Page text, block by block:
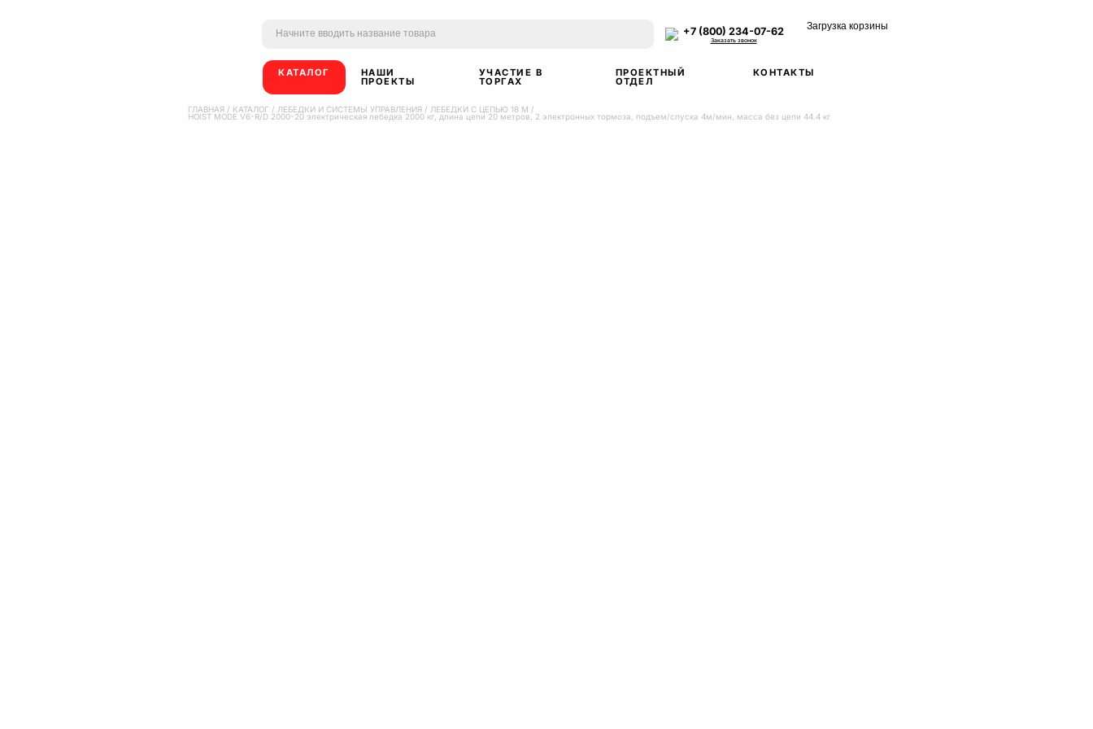
+7 (800) 234-07-62
Заказать звонок
Загрузка корзины
КАТАЛОГ НАШИ
ПРОЕКТЫ
УЧАСТИЕ В
ТОРГАХ
ПРОЕКТНЫЙ
ОТДЕЛ
КОНТАКТЫ
ГЛАВНАЯ / КАТАЛОГ / ЛЕБЕДКИ И СИСТЕМЫ УПРАВЛЕНИЯ / ЛЕБЕДКИ С ЦЕПЬЮ 18 М /
HOIST MODE V6-R/D 2000-20 электрическая лебедка 2000 кг, длина цепи 20 метров, 2 электронных тормоза, подъем/спуска 4м/мин, масса без цепи 44.4 кг